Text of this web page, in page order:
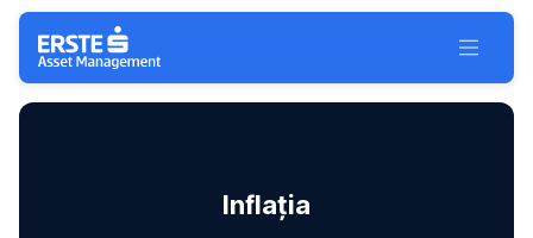
Salt navigare
Toggle
Inflația